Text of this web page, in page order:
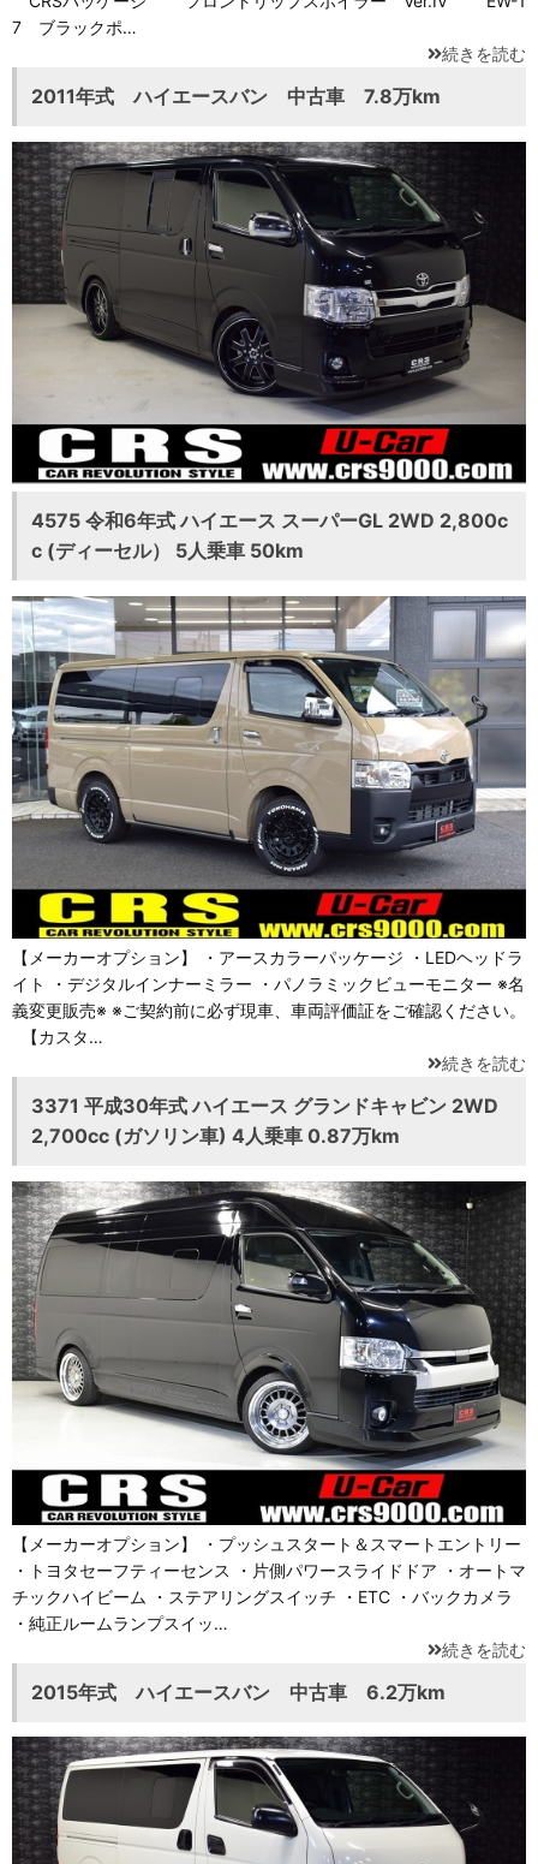
7 ブラックポ…
続きを読む
2011年式 ハイエースバン 中古車 7.8万km
4575 令和6年式 ハイエース スーパーGL 2WD 2,800c
c (ディーセル） 5人乗車 50km
【メーカーオプション】 ・アースカラーパッケージ ・LEDヘッドラ
イト ・デジタルインナーミラー ・パノラミックビューモニター ※名
義変更販売※ ※ご契約前に必ず現車、車両評価証をご確認ください。
【カスタ…
続きを読む
3371 平成30年式 ハイエース グランドキャビン 2WD
2,700cc (ガソリン車) 4人乗車 0.87万km
【メーカーオプション】 ・プッシュスタート＆スマートエントリー
・トヨタセーフティーセンス ・片側パワースライドドア ・オートマ
チックハイビーム ・ステアリングスイッチ ・ETC ・バックカメラ
・純正ルームランプスイッ…
続きを読む
2015年式 ハイエースバン 中古車 6.2万km